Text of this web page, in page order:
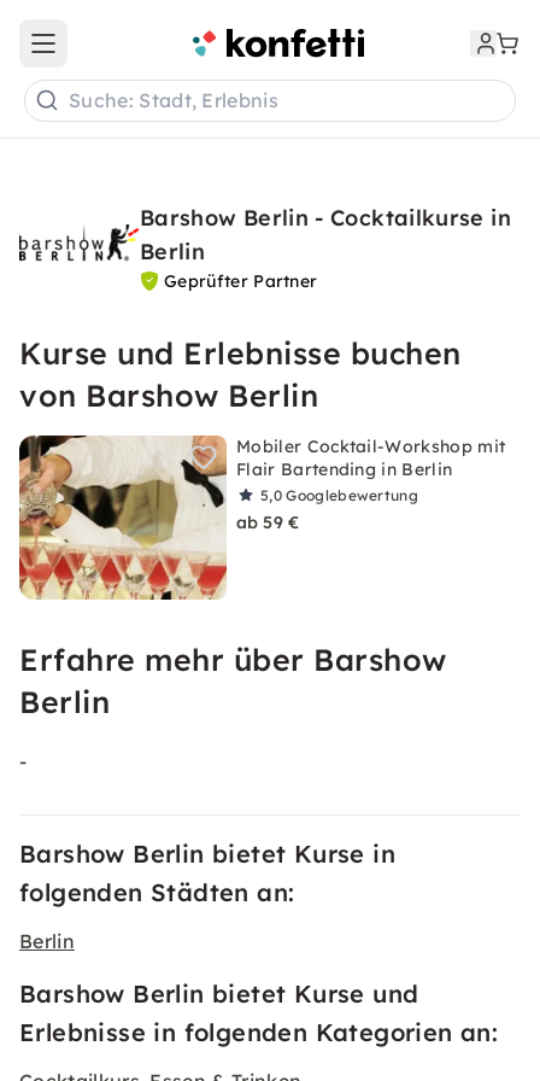
Open main menu
Suche: Stadt, Erlebnis
Barshow Berlin - Cocktailkurse in
Berlin
Geprüfter Partner
Kurse und Erlebnisse buchen
von Barshow Berlin
Mobiler Cocktail-Workshop mit
Flair Bartending in Berlin
5,0Googlebewertung
ab 59 €
Erfahre mehr über Barshow
Berlin
-
Barshow Berlin bietet Kurse in
folgenden Städten an:
Berlin
Barshow Berlin bietet Kurse und
Erlebnisse in folgenden Kategorien an: